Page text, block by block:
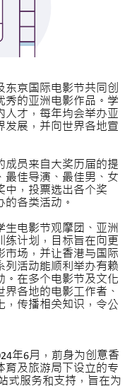
东京国际电影节共同创
秀的亚洲电影作品。学
人才，每年均会举办亚
发展，并向世界各地宣
成员来自大奖历届的提
最佳导演、最佳男、女
中，投票选出各个奖
各类活动。
生电影节观摩团、亚洲
练计划，目标旨在向更
市场，并让香港与国际
列活动能顺利举办有赖
。在多个电影节及文化
各地的电影工作者、
，传播相关知识，令公
年6月，前身为创意香
育及旅游局下设立的专
式服务和支持，旨在为